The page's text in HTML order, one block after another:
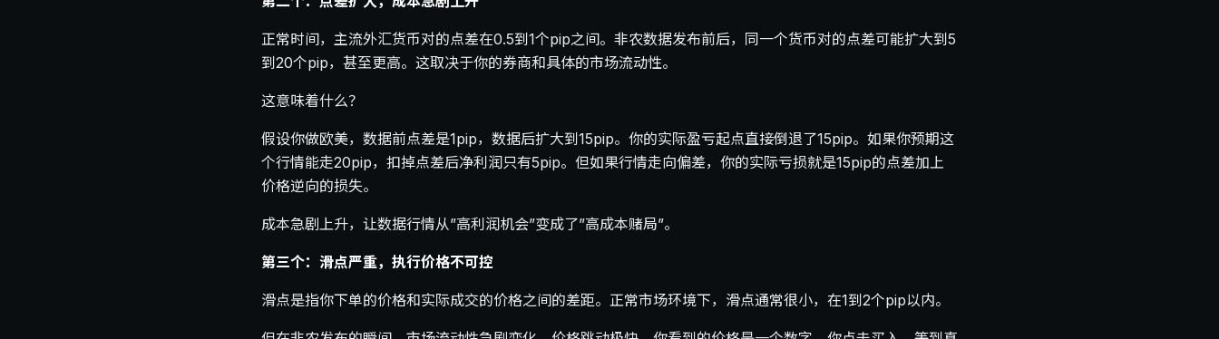
正常时间，主流外汇货币对的点差在0.5到1个pip之间。非农数据发布前后，同一个货币对的点差可能扩大到5
到20个pip，甚至更高。这取决于你的券商和具体的市场流动性。
这意味着什么？
假设你做欧美，数据前点差是1pip，数据后扩大到15pip。你的实际盈亏起点直接倒退了15pip。如果你预期这
个行情能走20pip，扣掉点差后净利润只有5pip。但如果行情走向偏差，你的实际亏损就是15pip的点差加上
价格逆向的损失。
成本急剧上升，让数据行情从”高利润机会”变成了”高成本赌局”。
第三个：滑点严重，执行价格不可控
滑点是指你下单的价格和实际成交的价格之间的差距。正常市场环境下，滑点通常很小，在1到2个pip以内。